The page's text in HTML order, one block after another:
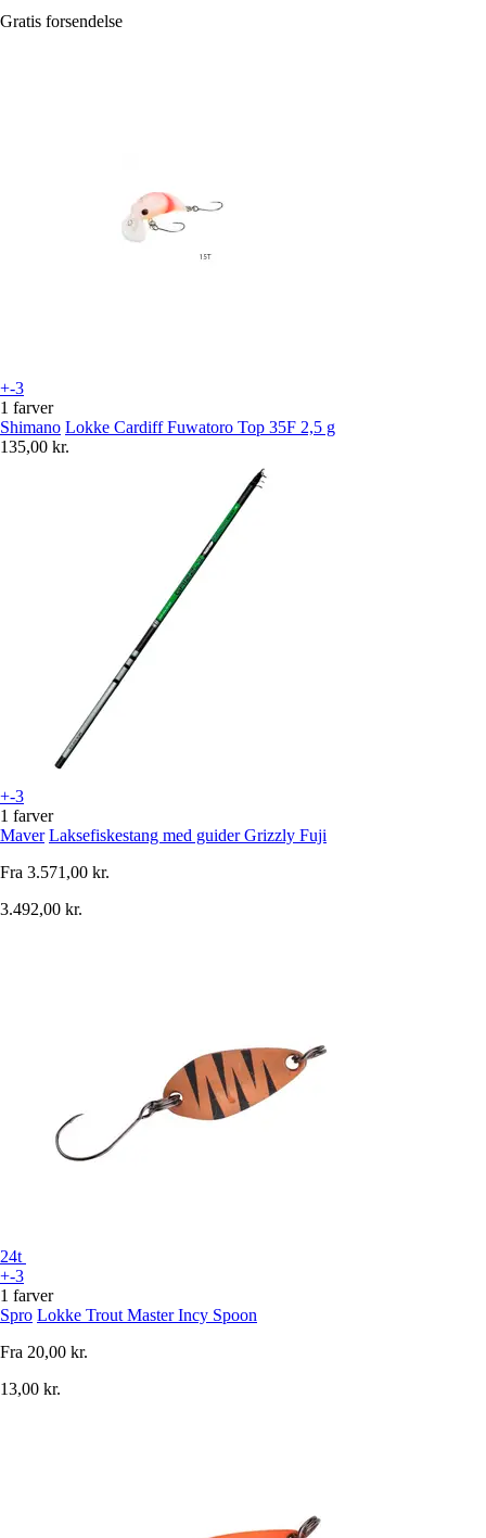
Gratis forsendelse
+-3
1 farver
Shimano Lokke Cardiff Fuwatoro Top 35F 2,5 g
135,00 kr.
+-3
1 farver
Maver Laksefiskestang med guider Grizzly Fuji
Fra 3.571,00 kr.
3.492,00 kr.
24t
+-3
1 farver
Spro Lokke Trout Master Incy Spoon
Fra 20,00 kr.
13,00 kr.